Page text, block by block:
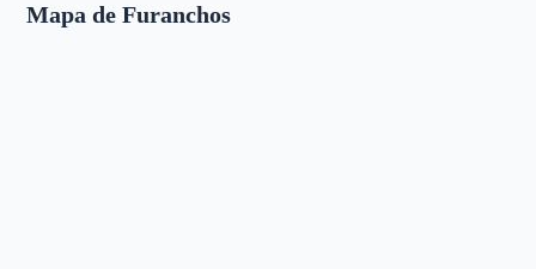
Mapa de Furanchos